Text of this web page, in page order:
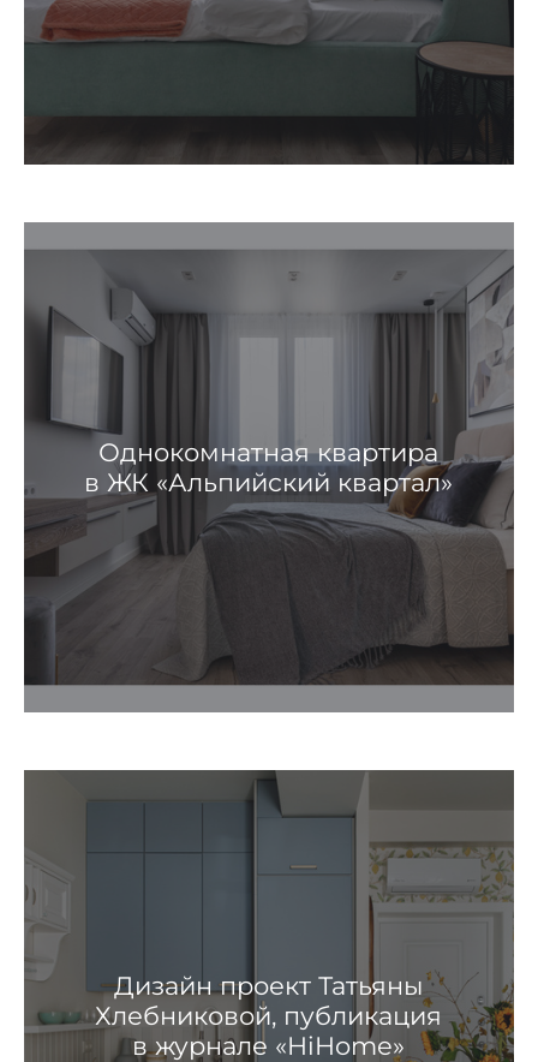
Однокомнатная квартира
в ЖК «Альпийский квартал»
Дизайн проект Татьяны
Хлебниковой, публикация
в журнале «HiHome»